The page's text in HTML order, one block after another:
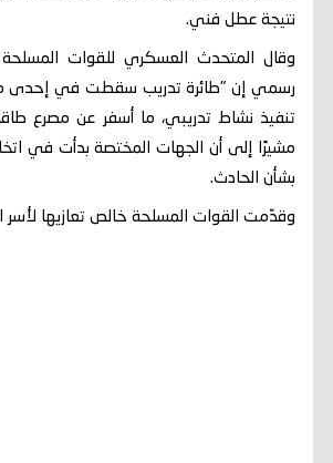
نتيجة عطل فني.
وقال المتحدث العسكري للقوات
رسمي إن "طائرة تدريب سقطت في إحدى
تنفيذ نشاط تدريبي، ما أسفر عن مصرع طاقم
مشيرًا إلى أن الجهات المختصة بدأت في اتخاذ
بشأن الحادث.
وقدّمت القوات المسلحة خالص تعازيها لأسر